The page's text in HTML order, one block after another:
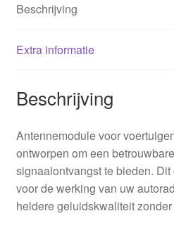
Beschrijving
Extra informatie
Beschrijving
Antennemodule voor
ontworpen om een
signaalontvangst te bieden.
voor de werking van uw
heldere geluidskwaliteit